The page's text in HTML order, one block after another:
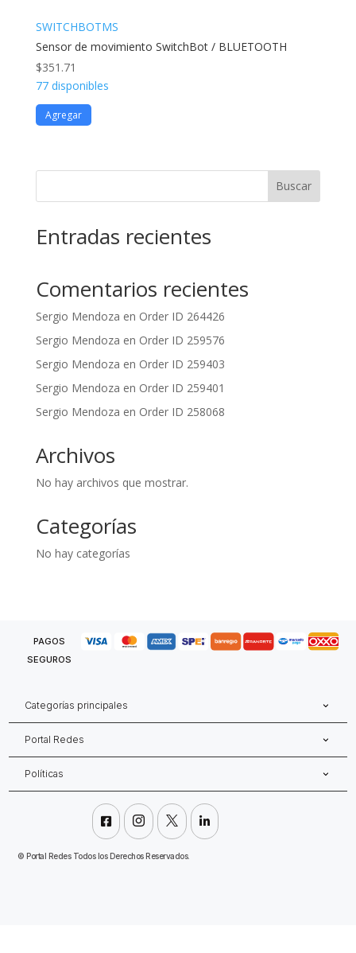
SWITCHBOTMS
Sensor de movimiento SwitchBot / BLUETOOTH
$351.71
77 disponibles
Agregar
Buscar
Entradas recientes
Comentarios recientes
Sergio Mendoza en Order ID 264426
Sergio Mendoza en Order ID 259576
Sergio Mendoza en Order ID 259403
Sergio Mendoza en Order ID 259401
Sergio Mendoza en Order ID 258068
Archivos
No hay archivos que mostrar.
Categorías
No hay categorías
PAGOS
SEGUROS
Categorías principales
Portal Redes
Políticas
   
©Portal Redes Todos los Derechos Reservados.